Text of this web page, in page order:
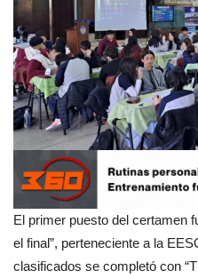
El primer puesto del certamen
el final”, perteneciente a la
clasificados se completó con